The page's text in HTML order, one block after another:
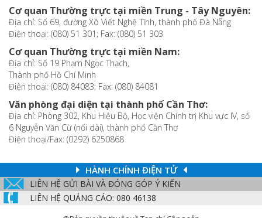
Cơ quan Thường trực tại miền Trung - Tây Nguyên:
Địa chỉ: Số 69, đường Xô Viết Nghệ Tĩnh, thành phố Đà Nẵng
Điện thoại: (080) 51 301; Fax: (080) 51 303
Cơ quan Thường trực tại miền Nam:
Địa chỉ: Số 19 Phạm Ngọc Thạch,
Thành phố Hồ Chí Minh
Điện thoại: (080) 84083; Fax: (080) 84081
Văn phòng đại diện tại thành phố Cần Thơ:
Địa chỉ: Phòng 302, Khu Hiệu Bộ, Học viện Chính trị Khu vực IV, số
6 Nguyễn Văn Cừ (nối dài), thành phố Cần Thơ
Điện thoại/Fax: (0292) 6250868
HÀNH CHÍNH ĐIỆN TỬ
LIÊN HỆ GỬI BÀI VÀ ĐÓNG GÓP Ý KIẾN
LIÊN HỆ QUẢNG CÁO: 080 46138